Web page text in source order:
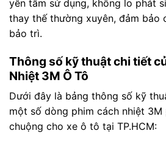
yên tâm sử dụng, không lo phát
thay thế thường xuyên, đảm bảo
bảo trì.
Thông số kỹ thuật chi tiết
Nhiệt 3M Ô Tô
Dưới đây là bảng thông số kỹ
một số dòng phim cách nhiệt
chuộng cho xe ô tô tại TP.HCM: